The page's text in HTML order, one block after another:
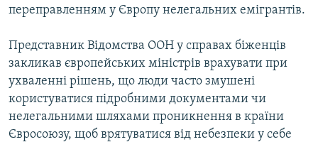
Усі сайти RFE/RL
переправленням у Європу нелегальних емігрантів.
Представник Відомства ООН у справах біженців
закликав європейських міністрів врахувати при
ухваленні рішень, що люди часто змушені
користуватися підробними документами чи
нелегальними шляхами проникнення в країни
Євросоюзу, щоб врятуватися від небезпеки у себе